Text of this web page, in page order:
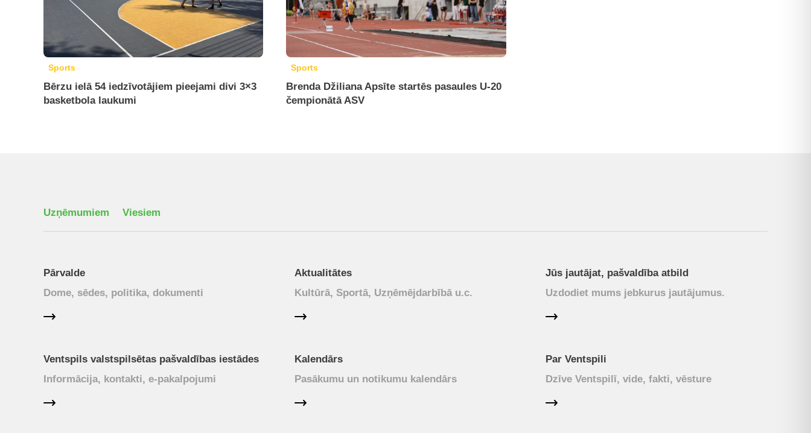
Sports
Bērzu ielā 54 iedzīvotājiem pieejami divi 3×3
basketbola laukumi
Sports
Brenda Džiliana Apsīte startēs pasaules U-20
čempionātā ASV
Uzņēmumiem Viesiem
Pārvalde
Dome, sēdes, politika, dokumenti
Aktualitātes
Kultūrā, Sportā, Uzņēmējdarbībā u.c.
Jūs jautājat, pašvaldība atbild
Uzdodiet mums jebkurus jautājumus.
Ventspils valstspilsētas pašvaldības iestādes
Informācija, kontakti, e-pakalpojumi
Kalendārs
Pasākumu un notikumu kalendārs
Par Ventspili
Dzīve Ventspilī, vide, fakti, vēsture